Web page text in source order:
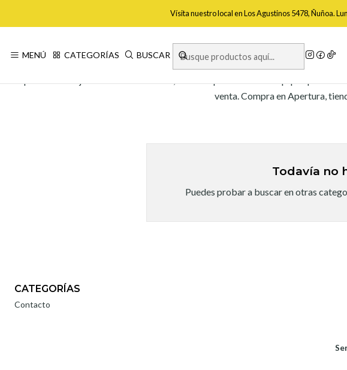
MENÚ CATEGORÍAS BUSCAR
Vísita nuestro local en Los Agustinos 5478, Ñuñoa.
venta. Compra en Apertura,
Todavía no
Puedes probar a buscar en otras
CATEGORÍAS
Contacto